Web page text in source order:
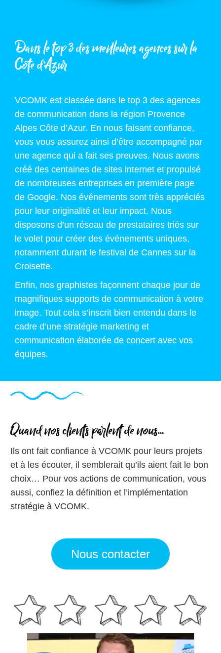
Dans le top 3 des meilleures agences sur la
Côte d’Azur
VCOMK est classée dans le top 3 des agences
de communication dans la région Provence
Alpes Côte d’Azur. En nous faisant confiance,
vous vous assurez ainsi d’être accompagné par
une agence qui a fait ses preuves. Nous avons
créé des centaines de sites internet et propulsé
de nombreuses entreprises en première page
de Google. Nos événements sont très appréciés
pour leur originalité et leur impact. Nous
disposons d’un réseau de prestataires triés sur
le volet pour créer des événements uniques,
notamment durant le festival de Cannes sur la
Croisette.
Enfin, nos graphistes façonnent chaque jour de
magnifiques supports de communication à votre
image. Tout cela s’inscrit bien entendu dans le
cadre d’une stratégie marketing et
communication élaborée de concert avec vos
équipes.
Quand nos clients parlent de nous…
Ils ont fait confiance à VCOMK pour leurs projets
et à les écouter, il semblerait qu’ils aient fait le bon
choix… Pour vos actions de communication, vous
aussi, confiez la définition et l’implémentation
stratégie à VCOMK.
Nous contacter